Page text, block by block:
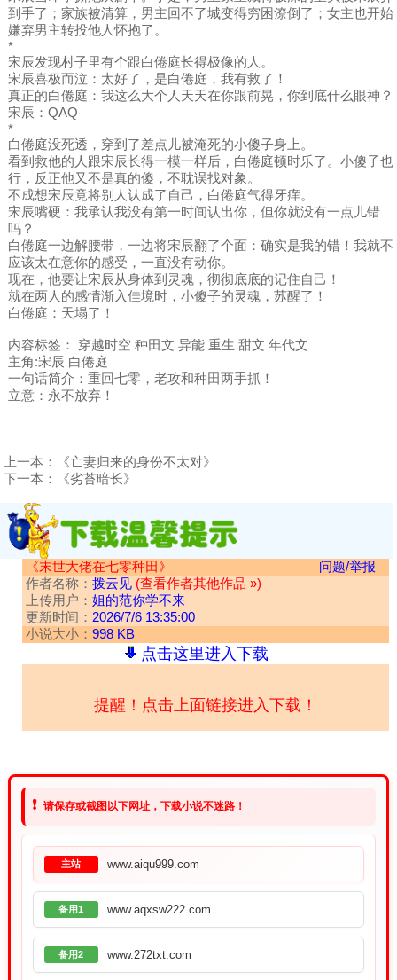
到手了；家族被清算，男主回不了城变得穷困潦倒了；女主也开始
嫌弃男主转投他人怀抱了。
*
宋辰发现村子里有个跟白倦庭长得极像的人。
宋辰喜极而泣：太好了，是白倦庭，我有救了！
真正的白倦庭：我这么大个人天天在你跟前晃，你到底什么眼神？
宋辰：QAQ
*
白倦庭没死透，穿到了差点儿被淹死的小傻子身上。
看到救他的人跟宋辰长得一模一样后，白倦庭顿时乐了。小傻子也
行，反正他又不是真的傻，不耽误找对象。
不成想宋辰竟将别人认成了自己，白倦庭气得牙痒。
宋辰嘴硬：我承认我没有第一时间认出你，但你就没有一点儿错
吗？
白倦庭一边解腰带，一边将宋辰翻了个面：确实是我的错！我就不
应该太在意你的感受，一直没有动你。
现在，他要让宋辰从身体到灵魂，彻彻底底的记住自己！
就在两人的感情渐入佳境时，小傻子的灵魂，苏醒了！
白倦庭：天塌了！
内容标签： 穿越时空 种田文 异能 重生 甜文 年代文
主角:宋辰 白倦庭
一句话简介：重回七零，老攻和种田两手抓！
立意：永不放弃！
上一本：
《亡妻归来的身份不太对》
下一本：
《劣苔暗长》
《末世大佬在七零种田》
问题/举报
作者名称： 拨云见 (查看作者其他作品 »)
上传用户： 姐的范你学不来
更新时间： 2026/7/6 13:35:00
小说大小： 998 KB
点击这里进入下载
提醒！点击上面链接进入下载！
❗ 请保存或截图以下网址，下载小说不迷路！
主站 www.aiqu999.com
备用1 www.aqxsw222.com
备用2 www.272txt.com